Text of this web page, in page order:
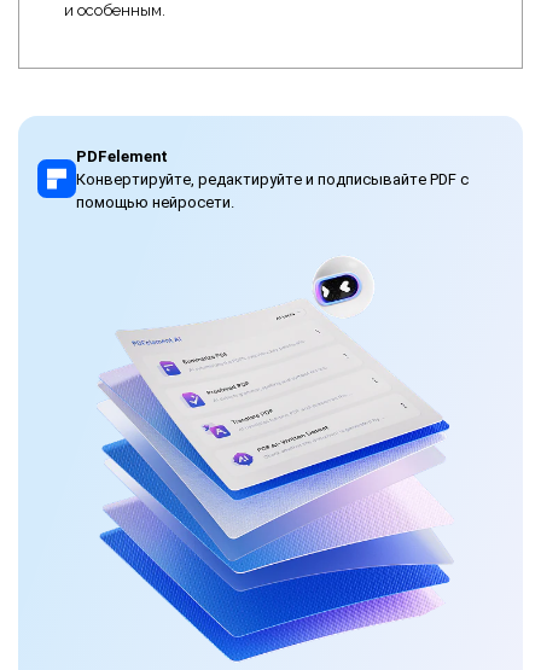
и особенным.
PDFelement
Конвертируйте, редактируйте и подписывайте PDF с
помощью нейросети.